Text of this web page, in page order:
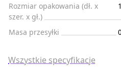
Rozmiar opakowania (dł. x
szer. x gł.)
Masa przesyłki
Wszystkie specyfikacje